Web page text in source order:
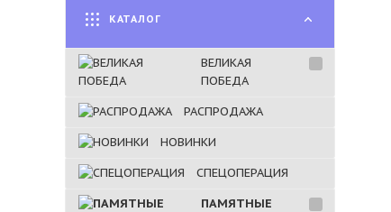
КАТАЛОГ
ВЕЛИКАЯ
ПОБЕДА
РАСПРОДАЖА
НОВИНКИ
СПЕЦОПЕРАЦИЯ
ПАМЯТНЫЕ